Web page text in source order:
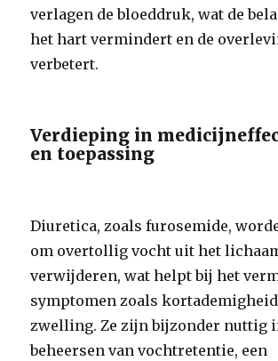
verlagen de bloeddruk, wat de
het hart vermindert en de
verbetert.
Verdieping in
en toepassing
Diuretica, zoals furosemide,
om overtollig vocht uit het
verwijderen, wat helpt bij het
symptomen zoals
zwelling. Ze zijn bijzonder nuttig
beheersen van vochtretentie, een